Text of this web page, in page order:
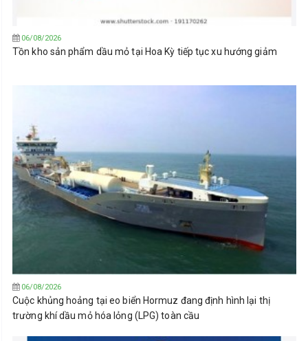
06/08/2026
Tồn kho sản phẩm dầu mỏ tại Hoa Kỳ tiếp tục xu hướng giảm
06/08/2026
Cuộc khủng hoảng tại eo biển Hormuz đang định hình lại thị
trường khí dầu mỏ hóa lỏng (LPG) toàn cầu